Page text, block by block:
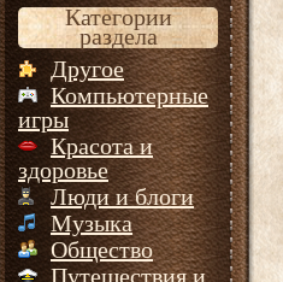
Категории
раздела
Другое
Компьютерные
игры
Красота и
здоровье
Люди и блоги
Музыка
Общество
Путешествия и